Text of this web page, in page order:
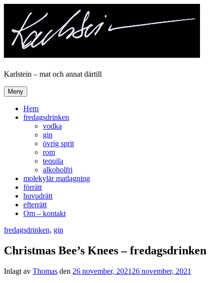
innehåll
Karlstein – mat och annat därtill
Meny
Hem
fredagsdrinken
vodka
gin
övrig sprit
rom
tequila
alkoholfri
molekylär matlagning
förrätt
huvudrätt
efterrätt
Om – kontakt
fredagsdrinken, gin
Christmas Bee’s Knees – fredagsdrinken
Inlagt av Thomas den 26 november, 2021 26 november, 2021